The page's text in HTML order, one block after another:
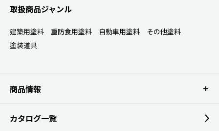
取扱商品ジャンル
建築用塗料 重防食用塗料 自動車用塗料
その他塗料
塗装道具
商品情報
カタログ一覧